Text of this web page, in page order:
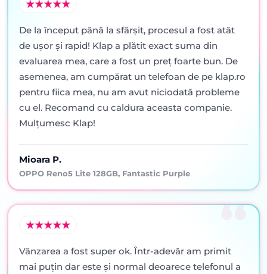
De la început până la sfârșit, procesul a fost atât
de ușor și rapid! Klap a plătit exact suma din
evaluarea mea, care a fost un preț foarte bun. De
asemenea, am cumpărat un telefoan de pe klap.ro
pentru fiica mea, nu am avut niciodată probleme
cu el. Recomand cu caldura aceasta companie.
Mulțumesc Klap!
Mioara P.
OPPO Reno5 Lite 128GB, Fantastic Purple
Vânzarea a fost super ok. Într-adevăr am primit
mai puţin dar este şi normal deoarece telefonul a